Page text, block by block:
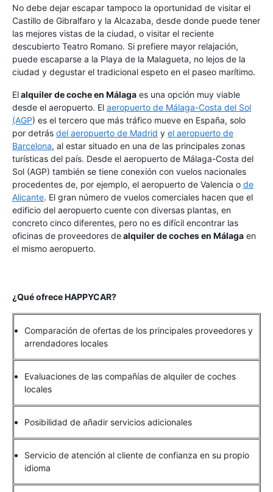
No debe dejar escapar tampoco la oportunidad de visitar el
Castillo de Gibralfaro y la Alcazaba, desde donde puede tener
las mejores vistas de la ciudad, o visitar el reciente
descubierto Teatro Romano. Si prefiere mayor relajación,
puede escaparse a la Playa de la Malagueta, no lejos de la
ciudad y degustar el tradicional espeto en el paseo marítimo.
Elalquiler de coche en Málaga es una opción muy viable
desde el aeropuerto. El aeropuerto de Málaga-Costa del Sol
(AGP) es el tercero que más tráfico mueve en España, solo
por detrás del aeropuerto de Madrid y el aeropuerto de
Barcelona, al estar situado en una de las principales zonas
turísticas del país. Desde el aeropuerto de Málaga-Costa del
Sol (AGP) también se tiene conexión con vuelos nacionales
procedentes de, por ejemplo, el aeropuerto de Valencia o de
Alicante. El gran número de vuelos comerciales hacen que el
edificio del aeropuerto cuente con diversas plantas, en
concreto cinco diferentes, pero no es difícil encontrar las
oficinas de proveedores dealquiler de coches en Málaga en
el mismo aeropuerto.
¿Qué ofrece HAPPYCAR?
Comparación de ofertas de los principales proveedores y
arrendadores locales
Evaluaciones de las compañías de alquiler de coches
locales
Posibilidad de añadir servicios adicionales
Servicio de atención al cliente de confianza en su propio
idioma